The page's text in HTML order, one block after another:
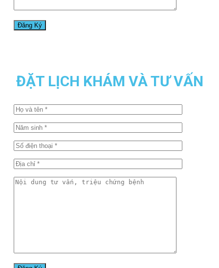
ĐẶT LỊCH KHÁM VÀ TƯ VẤN